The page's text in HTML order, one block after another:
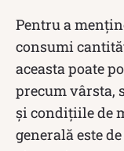
Pentru a
consumi
aceasta poate
precum vârsta,
și condițiile de
generală este